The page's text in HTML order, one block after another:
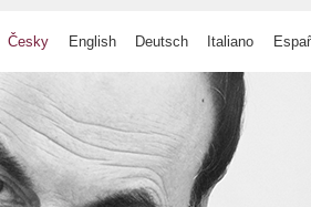
Česky English Deutsch Italiano